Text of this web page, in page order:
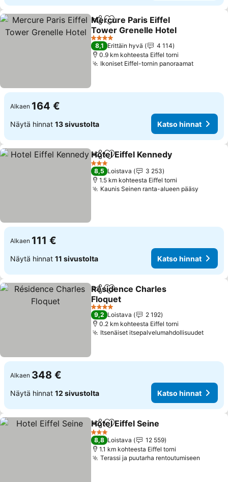
Jaa Lisää suosikkeihin
Mercure Paris Eiffel
Tower Grenelle Hotel
4 Tähtiluokitus
8,1 Erittäin hyvä
4 114
0.9 km kohteesta Eiffel torni
Ikoniset Eiffel-tornin panoraamat
Alkaen 164 €
Näytä hinnat 13 sivustolta Katso hinnat
Jaa Lisää suosikkeihin
Hotel Eiffel Kennedy
3 Tähtiluokitus
8,5 Loistava
3 253
1.5 km kohteesta Eiffel torni
Kaunis Seinen ranta-alueen pääsy
Alkaen 111 €
Näytä hinnat 11 sivustolta Katso hinnat
Jaa Lisää suosikkeihin
Résidence Charles
Floquet
4 Tähtiluokitus
9,2 Loistava
2 192
0.2 km kohteesta Eiffel torni
Itsenäiset itsepalvelumahdollisuudet
Alkaen 348 €
Näytä hinnat 12 sivustolta Katso hinnat
Jaa Lisää suosikkeihin
Hotel Eiffel Seine
3 Tähtiluokitus
8,8 Loistava
12 559
1.1 km kohteesta Eiffel torni
Terassi ja puutarha rentoutumiseen